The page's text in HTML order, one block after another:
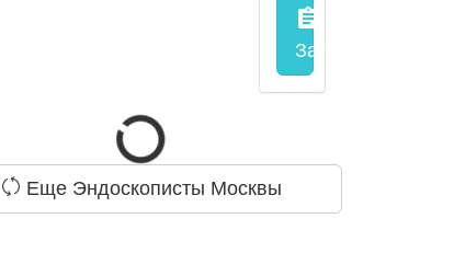
assignment
Запись на прием
Еще Эндоскописты Москвы